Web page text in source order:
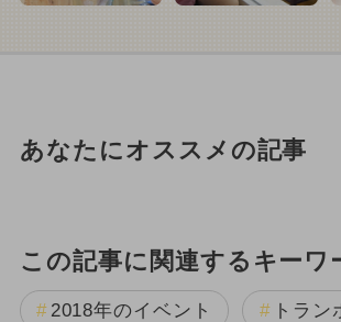
あなたにオススメの記事
この記事に関連するキーワ
2018年のイベント トラン